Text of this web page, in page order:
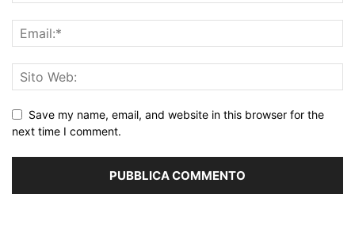
Save my name, email, and website in this browser for the
next time I comment.